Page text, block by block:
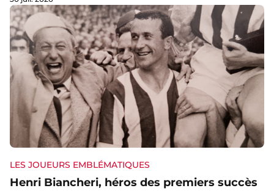
LES JOUEURS EMBLÉMATIQUES
Henri Biancheri, héros des premiers succès